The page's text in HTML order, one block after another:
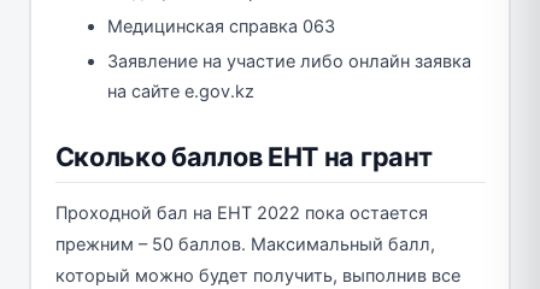
Медицинская справка 063
Заявление на участие либо онлайн заявка
на сайте e.gov.kz
Сколько баллов ЕНТ на грант
Проходной бал на ЕНТ 2022 пока остается
прежним – 50 баллов. Максимальный балл,
который можно будет получить, выполнив все